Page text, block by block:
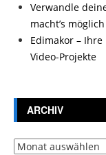
Verwandle
macht’s möglich
Edimakor –
Video-Projekte
ARCHIV
Archiv